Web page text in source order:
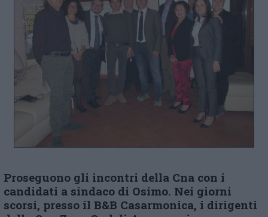
Proseguono gli incontri della Cna con i
candidati a sindaco di Osimo. Nei giorni
scorsi, presso il B&B Casarmonica, i dirigenti